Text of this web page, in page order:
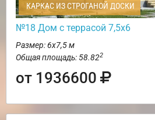
КАРКАС ИЗ СТРОГАНОЙ ДОСКИ
№18 Дом с террасой 7,5х6
Размер: 6х7,5 м
Общая площадь: 58.822
от 1936600